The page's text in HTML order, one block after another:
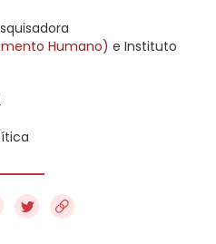
Humano) e Instituto